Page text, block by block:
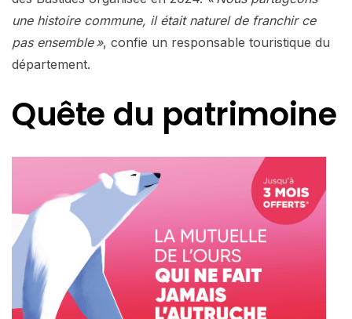
une histoire commune, il était naturel de franchir ce
pas ensemble », confie un responsable touristique du
département.
Quête du patrimoine